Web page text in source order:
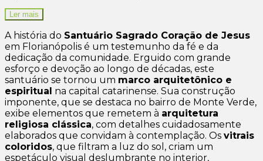
Ler mais
A história do Santuário Sagrado Coração de Jesus
em Florianópolis é um testemunho da fé e da
dedicação da comunidade. Erguido com grande
esforço e devoção ao longo de décadas, este
santuário se tornou um marco arquitetônico e
espiritual na capital catarinense. Sua construção
imponente, que se destaca no bairro de Monte Verde,
exibe elementos que remetem à arquitetura
religiosa clássica, com detalhes cuidadosamente
elaborados que convidam à contemplação. Os vitrais
coloridos, que filtram a luz do sol, criam um
espetáculo visual deslumbrante no interior,